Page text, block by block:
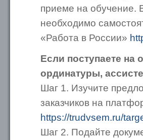
приеме на обучение.
необходимо
«Работа в России»
Если поступаете на
ординатуры,
Шаг 1. Изучите
заказчиков на
https://trudvsem.ru/
Шаг 2. Подайте